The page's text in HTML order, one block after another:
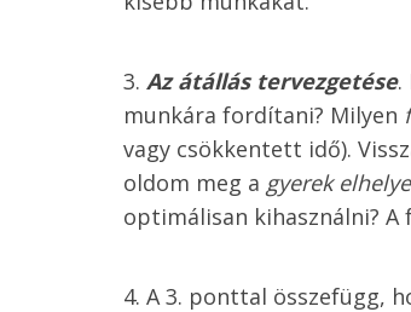
Az átállás tervezgetése.
munkára fordítani? Milyen
vagy csökkentett idő).
oldom meg a gyerek
optimálisan kihasználni? A
A 3. ponttal összefügg,